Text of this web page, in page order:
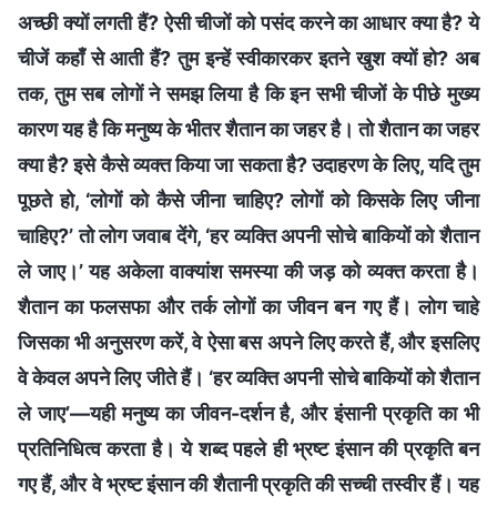
अच्छी क्यों लगती हैं? ऐसी चीजों को पसंद करने का आधार क्या है? ये
चीजें कहाँ से आती हैं? तुम इन्हें स्वीकारकर इतने खुश क्यों हो? अब
तक, तुम सब लोगों ने समझ लिया है कि इन सभी चीजों के पीछे मुख्य
कारण यह है कि मनुष्य के भीतर शैतान का जहर है। तो शैतान का जहर
क्या है? इसे कैसे व्यक्त किया जा सकता है? उदाहरण के लिए, यदि तुम
पूछते हो, ‘लोगों को कैसे जीना चाहिए? लोगों को किसके लिए जीना
चाहिए?’ तो लोग जवाब देंगे, ‘हर व्यक्ति अपनी सोचे बाकियों को शैतान
ले जाए।’ यह अकेला वाक्यांश समस्या की जड़ को व्यक्त करता है।
शैतान का फलसफा और तर्क लोगों का जीवन बन गए हैं। लोग चाहे
जिसका भी अनुसरण करें, वे ऐसा बस अपने लिए करते हैं, और इसलिए
वे केवल अपने लिए जीते हैं। ‘हर व्यक्ति अपनी सोचे बाकियों को शैतान
ले जाए’—यही मनुष्य का जीवन-दर्शन है, और इंसानी प्रकृति का भी
प्रतिनिधित्व करता है। ये शब्द पहले ही भ्रष्ट इंसान की प्रकृति बन
गए हैं, और वे भ्रष्ट इंसान की शैतानी प्रकृति की सच्ची तस्वीर हैं। यह